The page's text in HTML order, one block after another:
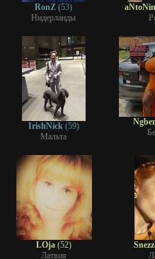
RonZ (53)
Нидерланды
IrishNick (59)
Мальта
LOja (52)
Латвия